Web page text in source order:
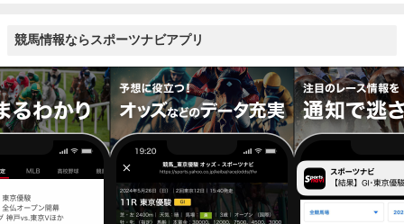
競馬情報ならスポーツナビアプリ